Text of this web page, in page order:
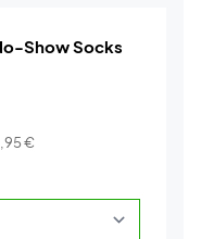
Show Socks
€